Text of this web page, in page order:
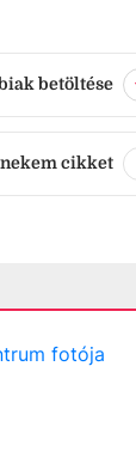
betöltése
cikket